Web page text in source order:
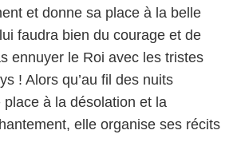
et donne sa place à la belle
faudra bien du courage et de
ennuyer le Roi avec les tristes
! Alors qu’au fil des nuits
place à la désolation et la
elle organise ses récits